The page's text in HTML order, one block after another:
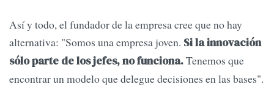
Así y todo, el fundador de la empresa cree que no hay
alternativa: "Somos una empresa joven. Si la innovación
sólo parte de los jefes, no funciona.Tenemos que
encontrar un modelo que delegue decisiones en las bases".